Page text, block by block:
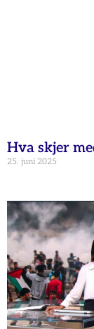
Hva skjer
25. juni 2025